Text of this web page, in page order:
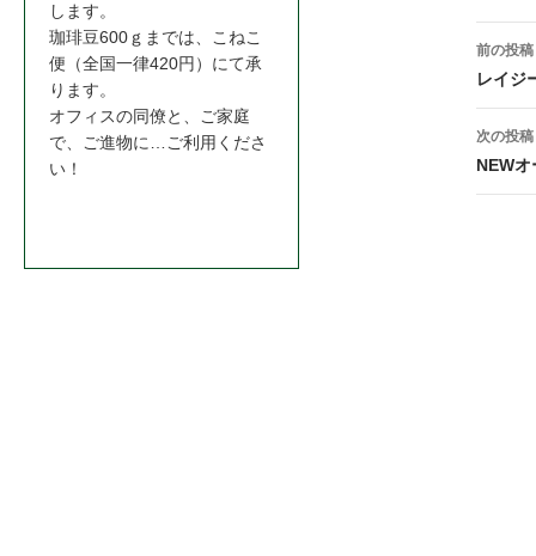
投
稿
ナ
ビ
前の投稿
レイジ
次の投稿
NEW
します。
珈琲豆600ｇまでは、こねこ
便（全国一律420円）にて承
ります。
オフィスの同僚と、ご家庭
で、ご進物に…ご利用くださ
い！